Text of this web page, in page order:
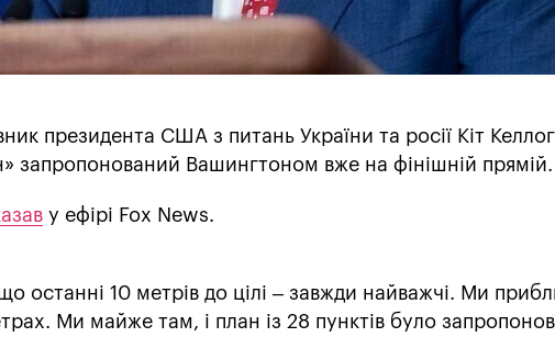
президента США з питань України та росії Кіт
запропонований Вашингтоном вже на фінішній прямій.
у ефірі Fox News.
останні 10 метрів до цілі – завжди найважчі. Ми
Ми майже там, і план із 28 пунктів було